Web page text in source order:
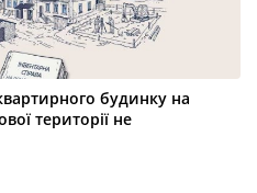
будинку на
території не